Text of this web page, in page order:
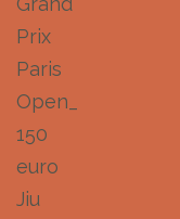
Prix
Paris
Open_
150
euro
Jiu